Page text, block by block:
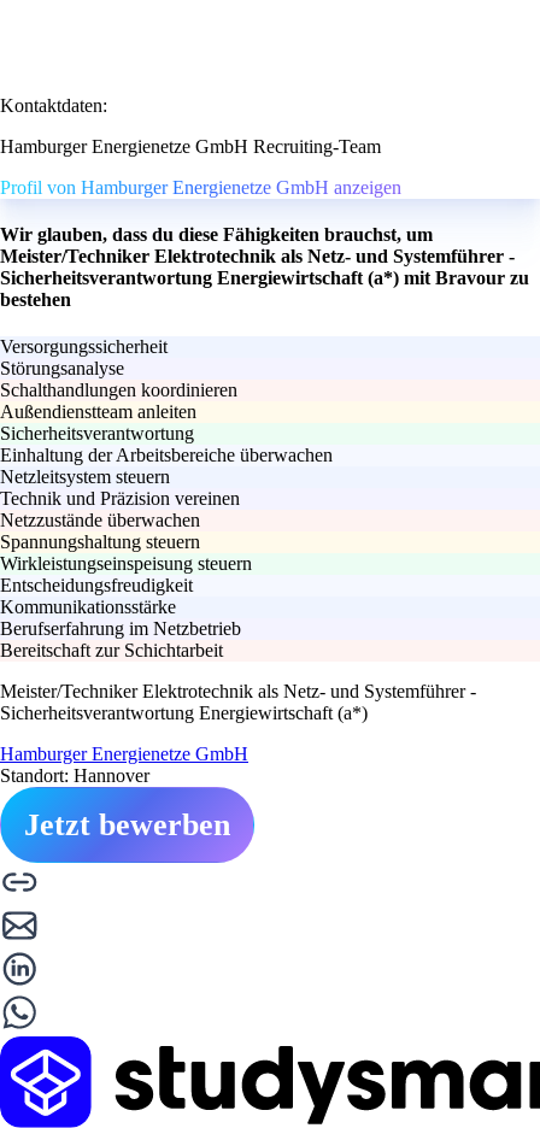
Kontaktdaten:
Hamburger Energienetze GmbH Recruiting-Team
Profil von Hamburger Energienetze GmbH anzeigen
Wir glauben, dass du diese Fähigkeiten brauchst, um
Meister/Techniker Elektrotechnik als Netz- und Systemführer -
Sicherheitsverantwortung Energiewirtschaft (a*) mit Bravour zu
bestehen
Versorgungssicherheit
Störungsanalyse
Schalthandlungen koordinieren
Außendienstteam anleiten
Sicherheitsverantwortung
Einhaltung der Arbeitsbereiche überwachen
Netzleitsystem steuern
Technik und Präzision vereinen
Netzzustände überwachen
Spannungshaltung steuern
Wirkleistungseinspeisung steuern
Entscheidungsfreudigkeit
Kommunikationsstärke
Berufserfahrung im Netzbetrieb
Bereitschaft zur Schichtarbeit
Meister/Techniker Elektrotechnik als Netz- und Systemführer -
Sicherheitsverantwortung Energiewirtschaft (a*)
Hamburger Energienetze GmbH
Standort: Hannover
Jetzt bewerben